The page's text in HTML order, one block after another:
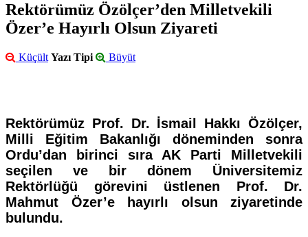
Rektörümüz Özölçer’den Milletvekili
Özer’e Hayırlı Olsun Ziyareti
Küçült Yazı Tipi Büyüt
Rektörümüz Prof. Dr. İsmail Hakkı Özölçer,
Milli Eğitim Bakanlığı döneminden sonra
Ordu’dan birinci sıra AK Parti Milletvekili
seçilen ve bir dönem Üniversitemiz
Rektörlüğü görevini üstlenen Prof. Dr.
Mahmut Özer’e hayırlı olsun ziyaretinde
bulundu.